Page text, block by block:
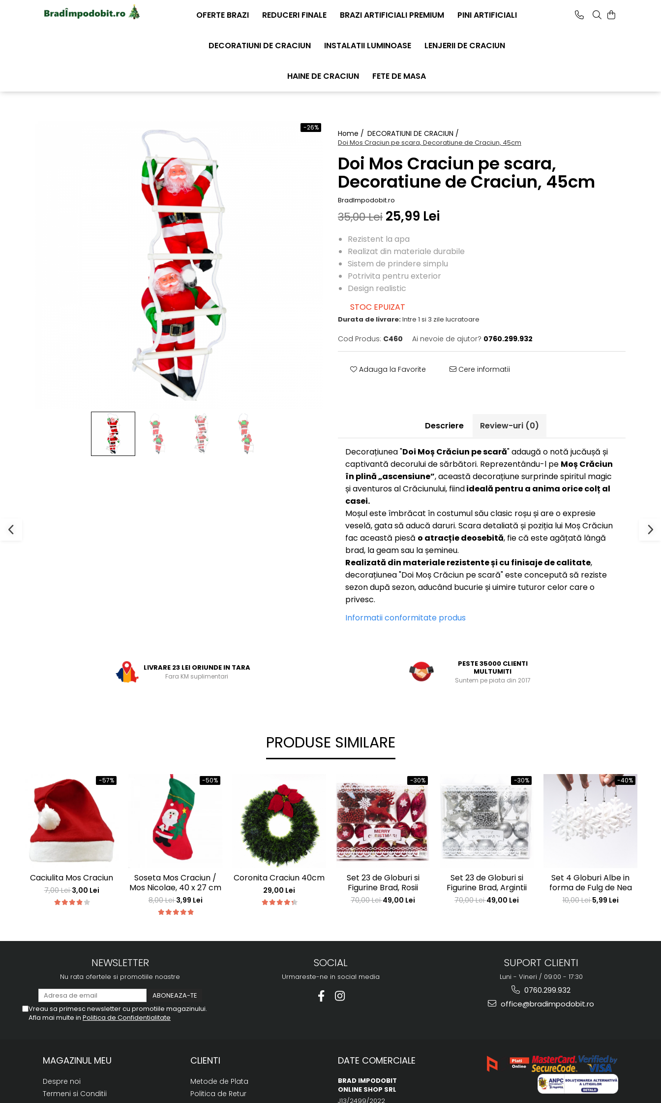
OFERTE BRAZI REDUCERI FINALE BRAZI ARTIFICIALI PREMIUM PINI ARTIFICIALI
DECORATIUNI DE CRACIUN INSTALATII LUMINOASE LENJERII DE CRACIUN
HAINE DE CRACIUN FETE DE MASA
Home / DECORATIUNI DE CRACIUN /
Doi Mos Craciun pe scara, Decoratiune de Craciun, 45cm
Doi Mos Craciun pe scara,
Decoratiune de Craciun, 45cm
BradImpodobit.ro
-26%
35,00 Lei 25,99 Lei
Rezistent la apa
Realizat din materiale durabile
Sistem de prindere simplu
Potrivita pentru exterior
Design realistic
STOC EPUIZAT
Durata de livrare:Intre 1 si 3 zile lucratoare
Cod Produs: C460 Ai nevoie de ajutor? 0760.299.932
Adauga la Favorite Cere informatii
Descriere Review-uri (0)
Decorațiunea "Doi Moș Crăciun pe scară" adaugă o notă jucăușă și
captivantă decorului de sărbători. Reprezentându-l pe Moș Crăciun
în plină „ascensiune”, această decorațiune surprinde spiritul magic
și aventuros al Crăciunului, fiindideală pentru a anima orice colț al
casei.
Moșul este îmbrăcat în costumul său clasic roșu și are o expresie
veselă, gata să aducă daruri. Scara detaliată și poziția lui Moș Crăciun
fac această piesă o atracție deosebită, fie că este agățată lângă
brad, la geam sau la șemineu.
Realizată din materiale rezistente și cu finisaje de calitate,
decorațiunea "Doi Moș Crăciun pe scară" este concepută să reziste
sezon după sezon, aducând bucurie și uimire tuturor celor care o
privesc.
Informatii conformitate produs
LIVRARE 23 LEI ORIUNDE IN TARA
Fara KM suplimentari
PESTE 35000 CLIENTI
MULTUMITI
Suntem pe piata din 2017
PRODUSE SIMILARE
-57%
Caciulita Mos Craciun
7,00 Lei3,00 Lei
-50%
Soseta Mos Craciun /
Mos Nicolae, 40 x 27 cm
8,00 Lei3,99 Lei
Coronita Craciun 40cm
29,00 Lei
-30%
Set 23 de Globuri si
Figurine Brad, Rosii
70,00 Lei49,00 Lei
-30%
Set 23 de Globuri si
Figurine Brad, Argintii
70,00 Lei49,00 Lei
-40%
Set 4 Globuri Albe in
forma de Fulg de Nea
10,00 Lei5,99 Lei
NEWSLETTER
Nu rata ofertele si promotiile noastre
Vreau sa primesc newsletter cu promotiile magazinului.
Afla mai multe in Politica de Confidentialitate
SOCIAL
Urmareste-ne in social media
SUPORT CLIENTI
Luni - Vineri / 09:00 - 17:30
0760.299.932
office@bradimpodobit.ro
MAGAZINUL MEU
Despre noi
Termeni si Conditii
CLIENTI
Metode de Plata
Politica de Retur
DATE COMERCIALE
BRAD IMPODOBIT
ONLINE SHOP SRL
J13/2499/2022